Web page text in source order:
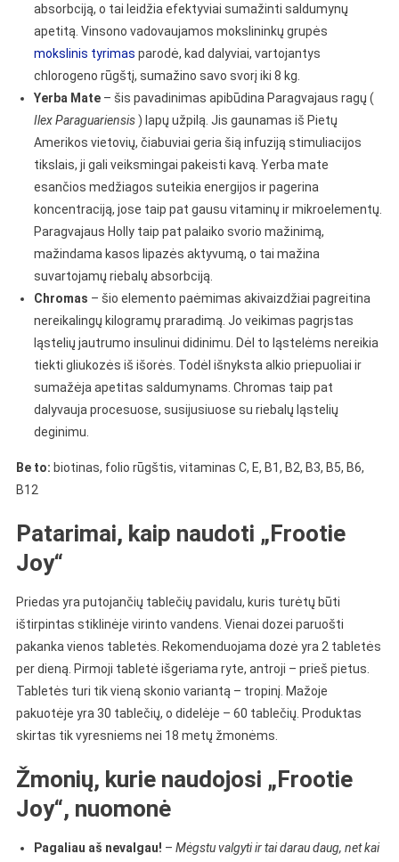
absorbciją, o tai leidžia efektyviai sumažinti saldumynų
apetitą. Vinsono vadovaujamos mokslininkų grupės
mokslinis tyrimas parodė, kad dalyviai, vartojantys
chlorogeno rūgštį, sumažino savo svorį iki 8 kg.
Yerba Mate– šis pavadinimas apibūdina Paragvajaus ragų (
Ilex Paraguariensis) lapų užpilą. Jis gaunamas iš Pietų
Amerikos vietovių, čiabuviai geria šią infuziją stimuliacijos
tikslais, ji gali veiksmingai pakeisti kavą. Yerba mate
esančios medžiagos suteikia energijos ir pagerina
koncentraciją, jose taip pat gausu vitaminų ir mikroelementų.
Paragvajaus Holly taip pat palaiko svorio mažinimą,
mažindama kasos lipazės aktyvumą, o tai mažina
suvartojamų riebalų absorbciją.
Chromas – šio elemento paėmimas akivaizdžiai pagreitina
nereikalingų kilogramų praradimą. Jo veikimas pagrįstas
ląstelių jautrumo insulinui didinimu. Dėl to ląstelėms nereikia
tiekti gliukozės iš išorės. Todėl išnyksta alkio priepuoliai ir
sumažėja apetitas saldumynams. Chromas taip pat
dalyvauja procesuose, susijusiuose su riebalų ląstelių
deginimu.
Be to: biotinas, folio rūgštis, vitaminas C, E, B1, B2, B3, B5, B6,
B12
Patarimai, kaip naudoti „Frootie
Joy“
Priedas yra putojančių tablečių pavidalu, kuris turėtų būti
ištirpintas stiklinėje virinto vandens. Vienai dozei paruošti
pakanka vienos tabletės. Rekomenduojama dozė yra 2 tabletės
per dieną. Pirmoji tabletė išgeriama ryte, antroji – prieš pietus.
Tabletės turi tik vieną skonio variantą – tropinį. Mažoje
pakuotėje yra 30 tablečių, o didelėje – 60 tablečių. Produktas
skirtas tik vyresniems nei 18 metų žmonėms.
Žmonių, kurie naudojosi „Frootie
Joy“, nuomonė
Pagaliau aš nevalgau! – Mėgstu valgyti ir tai darau daug, net kai